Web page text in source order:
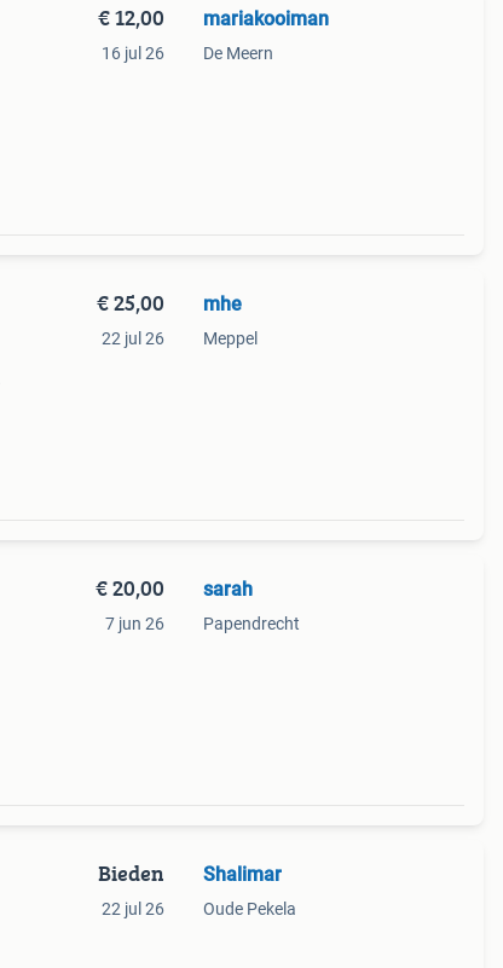
€ 12,00
16 jul 26
mariakooiman
De Meern
€ 25,00
22 jul 26
mhe
Meppel
€ 20,00
7 jun 26
sarah
Papendrecht
Bieden
22 jul 26
Shalimar
Oude Pekela